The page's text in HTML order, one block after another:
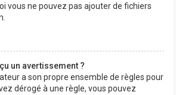
vous ne pouvez pas ajouter de fichiers
un avertissement ?
a son propre ensemble de règles pour
dérogé à une règle, vous pouvez